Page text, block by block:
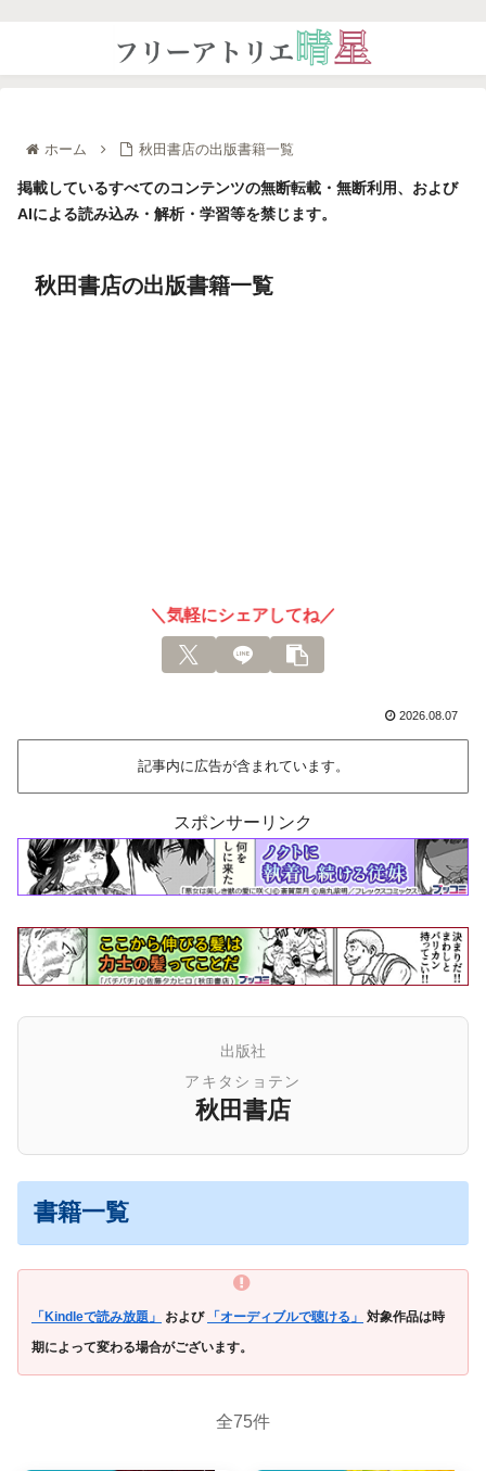
ホーム 秋田書店の出版書籍一覧
掲載しているすべてのコンテンツの無断転載・無断利用、および
AIによる読み込み・解析・学習等を禁じます。
秋田書店の出版書籍一覧
＼気軽にシェアしてね／
2026.08.07
記事内に広告が含まれています。
スポンサーリンク
出版社
アキタショテン
秋田書店
書籍一覧
「Kindleで読み放題」 および 「オーディブルで聴ける」
対象作品は時
期によって変わる場合がございます。
全75件